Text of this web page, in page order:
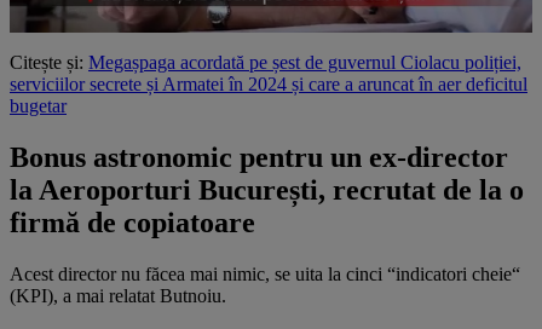
Citește și: Megașpaga acordată pe șest de guvernul Ciolacu poliției,
serviciilor secrete și Armatei în 2024 și care a aruncat în aer deficitul
bugetar
Bonus astronomic pentru un ex-director
la Aeroporturi București, recrutat de la o
firmă de copiatoare
Acest director nu făcea mai nimic, se uita la cinci “indicatori cheie“
(KPI), a mai relatat Butnoiu.